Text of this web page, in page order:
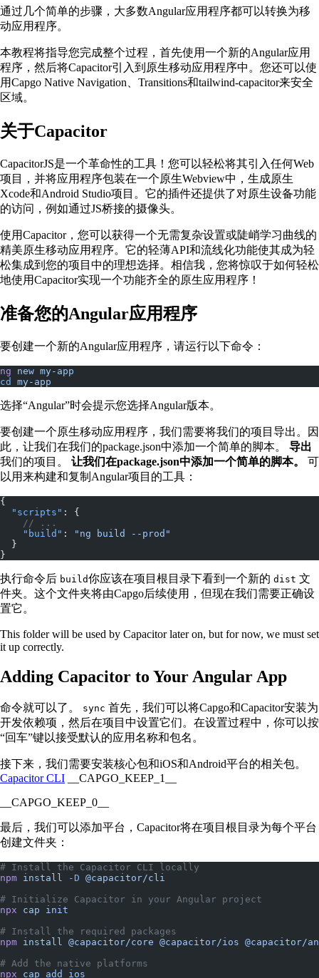
通过几个简单的步骤，大多数Angular应用程序都可以转换为移
动应用程序。
本教程将指导您完成整个过程，首先使用一个新的Angular应用
程序，然后将Capacitor引入到原生移动应用程序中。您还可以使
用Capgo Native Navigation、Transitions和tailwind-capacitor来安全
区域。
关于Capacitor
CapacitorJS是一个革命性的工具！您可以轻松将其引入任何Web
项目，并将应用程序包装在一个原生Webview中，生成原生
Xcode和Android Studio项目。它的插件还提供了对原生设备功能
的访问，例如通过JS桥接的摄像头。
使用Capacitor，您可以获得一个无需复杂设置或陡峭学习曲线的
精美原生移动应用程序。它的轻薄API和流线化功能使其成为轻
松集成到您的项目中的理想选择。相信我，您将惊叹于如何轻松
地使用Capacitor实现一个功能齐全的原生应用程序！
准备您的Angular应用程序
要创建一个新的Angular应用程序，请运行以下命令：
ng new my-app
cd
my-app
选择“Angular”时会提示您选择Angular版本。
要创建一个原生移动应用程序，我们需要将我们的项目导出。因
此，让我们在我们的package.json中添加一个简单的脚本。 导出
我们的项目。 让我们在package.json中添加一个简单的脚本。
可
以用来构建和复制Angular项目的工具：
{
  "scripts"
: {
    // ...
    "build"
:
"ng build --prod"
  }
}
执行命令后 build你应该在项目根目录下看到一个新的 dist 文
件夹。这个文件夹将由Capgo后续使用，但现在我们需要正确设
置它。
This folder will be used by Capacitor later on, but for now, we must set
it up correctly.
Adding Capacitor to Your Angular App
命令就可以了。 sync 首先，我们可以将Capgo和Capacitor安装为
开发依赖项，然后在项目中设置它们。在设置过程中，你可以按
“回车”键以接受默认的应用名称和包名。
接下来，我们需要安装核心包和iOS和Android平台的相关包。
Capacitor CLI __CAPGO_KEEP_1__
__CAPGO_KEEP_0__
最后，我们可以添加平台，Capacitor将在项目根目录为每个平台
创建文件夹：
# Install the Capacitor CLI locally
npm install -D @capacitor/cli
# Initialize Capacitor in your Angular project
npx cap init
# Install the required packages
npm install @capacitor/core @capacitor/ios @capacitor/
# Add the native platforms
npx cap add ios